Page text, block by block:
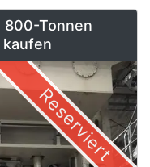
800-Tonnen
kaufen
Reserviert